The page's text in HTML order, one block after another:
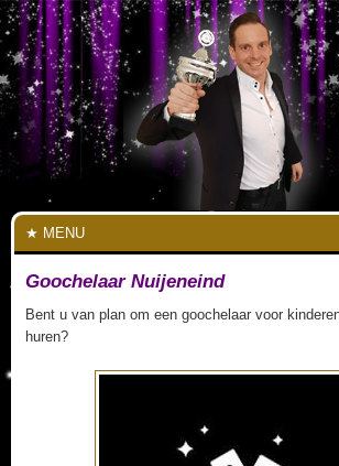
MENU
Goochelaar Nuijeneind
Bent u van plan om een goochelaar voor
huren?